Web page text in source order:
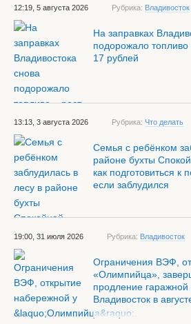
12:19, 5 августа 2026 Рубрика: Владивосток
На заправках
подорожало топливо
17 рублей
13:13, 3 августа 2026 Рубрика: Что делать
Семья с ребёнком
районе бухты
как подготовиться к
если заблудился
19:00, 31 июля 2026 Рубрика: Владивосток
Ограничения ВЭФ,
«Олимпийца»,
продление
Владивосток в